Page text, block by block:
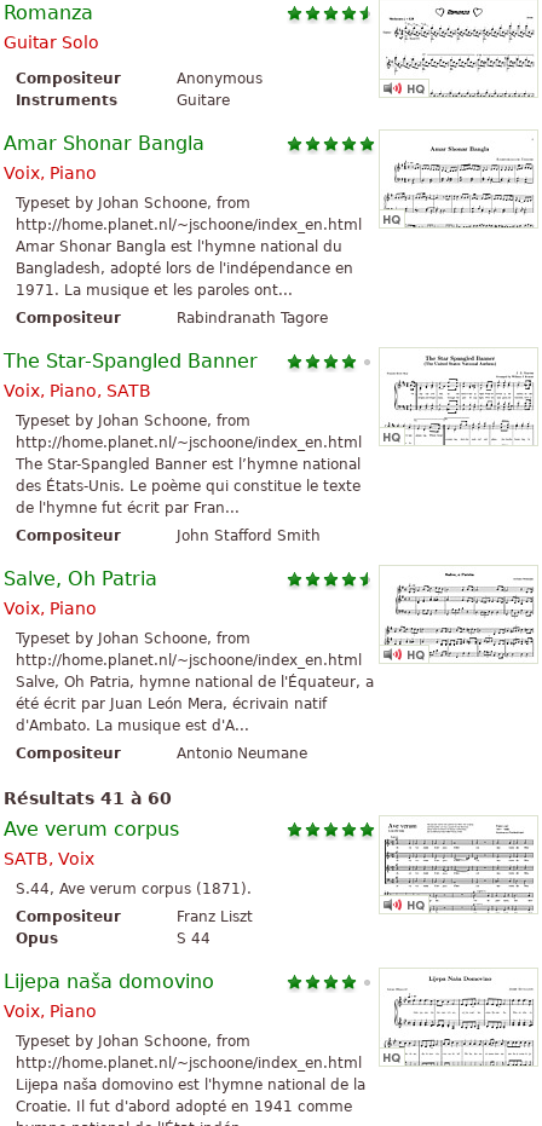
Romanza
Guitar Solo
Compositeur
Anonymous
Instruments
Guitare
Amar Shonar Bangla
Voix, Piano
Typeset by Johan Schoone, from
http://home.planet.nl/~jschoone/index_en.html
Amar Shonar Bangla est l'hymne national du
Bangladesh, adopté lors de l'indépendance en
1971. La musique et les paroles ont...
Compositeur
Rabindranath Tagore
The Star-Spangled Banner
Voix, Piano, SATB
Typeset by Johan Schoone, from
http://home.planet.nl/~jschoone/index_en.html
The Star-Spangled Banner est l’hymne national
des États-Unis. Le poème qui constitue le texte
de l'hymne fut écrit par Fran...
Compositeur
John Stafford Smith
Salve, Oh Patria
Voix, Piano
Typeset by Johan Schoone, from
http://home.planet.nl/~jschoone/index_en.html
Salve, Oh Patria, hymne national de l'Équateur, a
été écrit par Juan León Mera, écrivain natif
d'Ambato. La musique est d'A...
Compositeur
Antonio Neumane
Résultats 41 à 60
Ave verum corpus
SATB, Voix
S.44, Ave verum corpus (1871).
Compositeur
Franz Liszt
Opus
S 44
Lijepa naša domovino
Voix, Piano
Typeset by Johan Schoone, from
http://home.planet.nl/~jschoone/index_en.html
Lijepa naša domovino est l'hymne national de la
Croatie. Il fut d'abord adopté en 1941 comme